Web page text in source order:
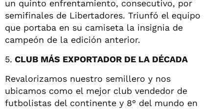
un quinto enfrentamiento, consecutivo, por
semifinales de Libertadores. Triunfó el equipo
que portaba en su camiseta la insignia de
campeón de la edición anterior.
5. CLUB MÁS EXPORTADOR DE LA DÉCADA
Revalorizamos nuestro semillero y nos
ubicamos como el mejor club vendedor de
futbolistas del continente y 8° del mundo en